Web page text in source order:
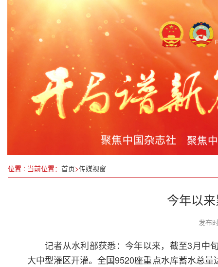
南水北调工程生态效益日益显著
“蓉品出海”再添通道！中亚二手车出口班列（成都
陈春：以创新与担当，引领化工产业在“十五五”浪
“一带一路”倡议10周年之际 中吉共建吉尔吉斯国
丰都县十直镇树人镇多形式庆祝农民丰收节
2025全球南方金融家论坛聚焦氢能产业 鹏飞集团
殷大奎：2024年中国研究型医院学会心肺复苏学
位置 : 当前位置： 首页>传媒视窗
今年以
发布
记者从水利部获悉：今年以来，截至3月中
大中型灌区开灌。全国9520座重点水库蓄水总